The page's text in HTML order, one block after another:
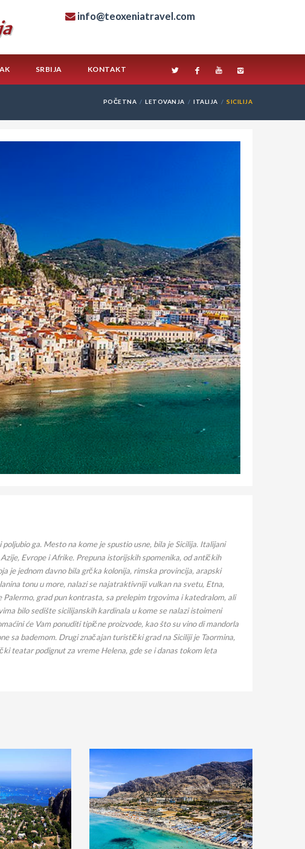
info@teoxeniatravel.com
SRBIJA KONTAKT
POČETNA LETOVANJA ITALIJA SICILIJA
ga. Mesto na kome je spustio usne, bila je Sicilija. Italijani
Evrope i Afrike. Prepuna istorijskih spomenika, od antičkih
je jednom davno bila grčka kolonija, rimska provincija, arapski
tonu u more, nalazi se najatraktivniji vulkan na svetu, Etna,
grad pun kontrasta, sa prelepim trgovima i katedralom, ali
bilo sedište sicilijanskih kardinala u kome se nalazi istoimeni
će Vam ponuditi tipične proizvode, kao što su vino di mandorla
sa bademom. Drugi značajan turistički grad na Siciliji je Taormina,
teatar podignut za vreme Helena, gde se i danas tokom leta